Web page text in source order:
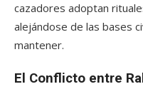
cazadores adoptan
alejándose de las bases
mantener.
El Conflicto entre